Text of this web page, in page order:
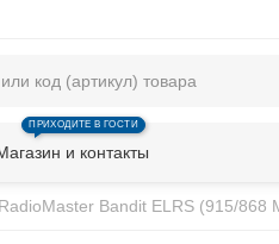
и контакты
ПРИХОДИТЕ В ГОСТИ
Bandit ELRS (915/868